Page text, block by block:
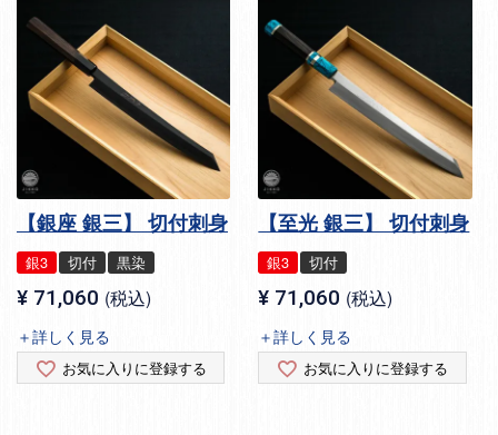
【銀座 銀三】 切付刺身
銀3 切付 黒染
¥ 71,060 税込
＋詳しく見る
お気に入りに登録する
【至光 銀三】 切付刺身
銀3 切付
¥ 71,060 税込
＋詳しく見る
お気に入りに登録する